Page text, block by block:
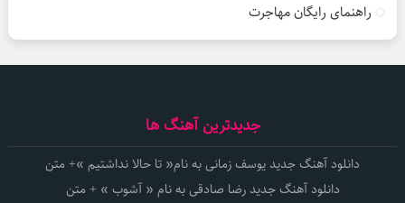
راهنمای رایگان مهاجرت
جدیدترین آهنگ ها
دانلود آهنگ جدید یوسف زمانی به نام« تا حالا نداشتیم »+ متن
دانلود آهنگ جدید رضا صادقی به نام « آشوب » + متن